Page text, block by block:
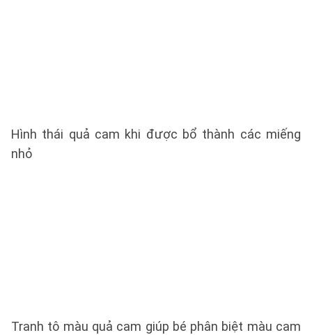
Hình thái quả cam khi được bổ thành các miếng
nhỏ
Tranh tô màu quả cam giúp bé phân biệt màu cam